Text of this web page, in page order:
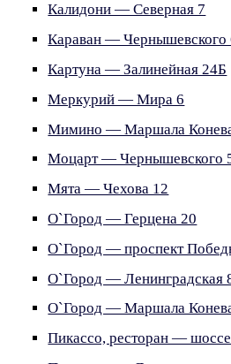
Калидони — Северная 7
Караван — Чернышевского
Картуна — Залинейная 24Б
Меркурий — Мира 6
Мимино — Маршала
Моцарт — Чернышевского
Мята — Чехова 12
О`Город — Герцена 20
О`Город — проспект
О`Город — Ленинградская
О`Город — Маршала
Пикассо, ресторан —